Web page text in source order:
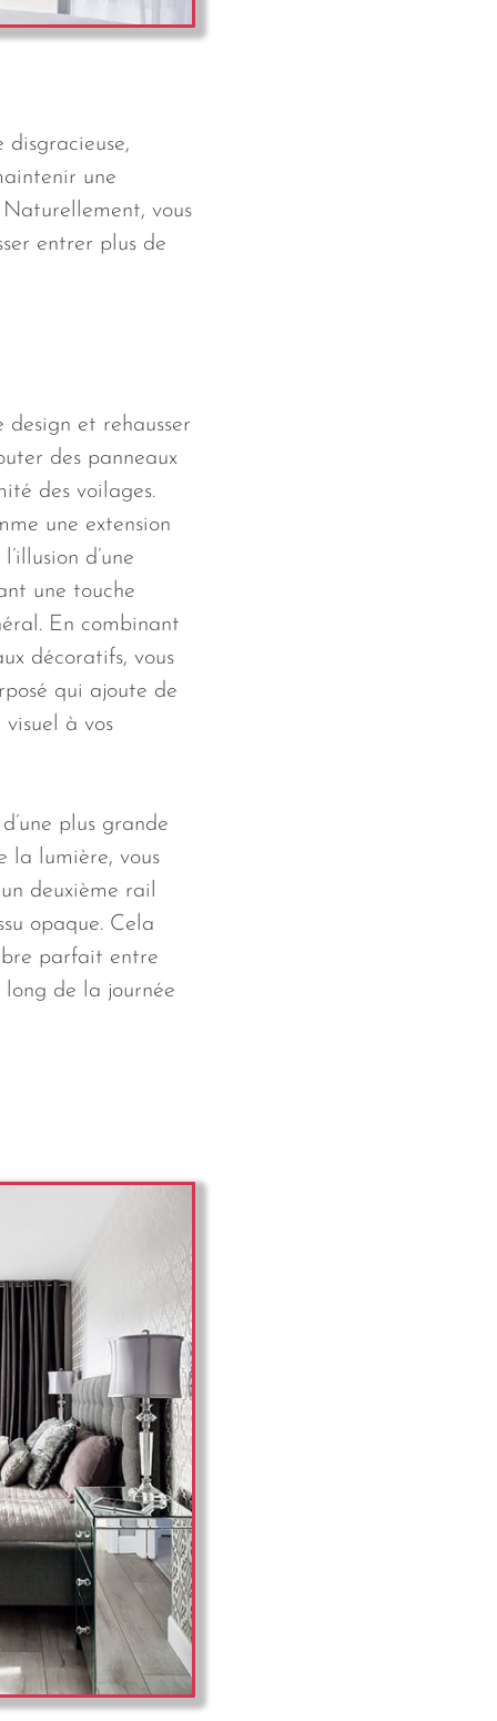
disgracieuse,
une
vous
entrer plus de
et rehausser
des panneaux
des voilages.
une extension
d’une
une touche
En combinant
décoratifs, vous
qui ajoute de
à vos
plus grande
la lumière, vous
deuxième rail
opaque. Cela
parfait entre
de la journée